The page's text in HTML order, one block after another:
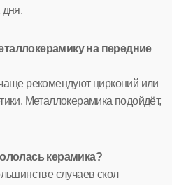
дня.
на передние
рекомендуют цирконий или
Металлокерамика подойдёт,
керамика?
случаев скол